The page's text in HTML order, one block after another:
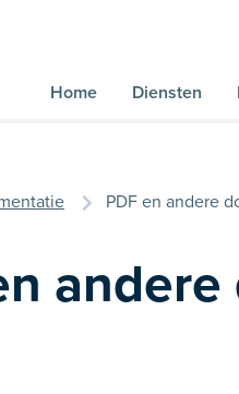
Home Diensten
PDF en andere